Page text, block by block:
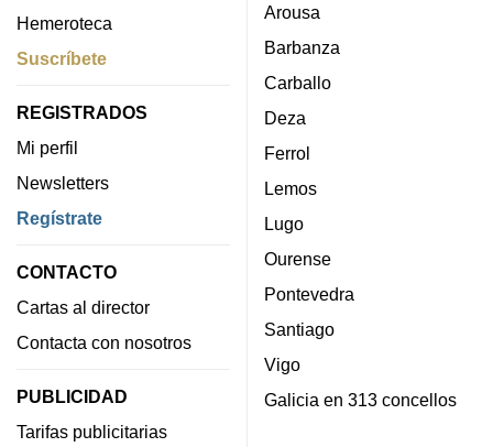
Hemeroteca
Suscríbete
REGISTRADOS
Mi perfil
Newsletters
Regístrate
CONTACTO
Cartas al director
Contacta con nosotros
PUBLICIDAD
Tarifas publicitarias
Arousa
Barbanza
Carballo
Deza
Ferrol
Lemos
Lugo
Ourense
Pontevedra
Santiago
Vigo
Galicia en 313 concellos